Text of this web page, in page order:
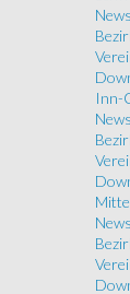
News
Inn-
News
News